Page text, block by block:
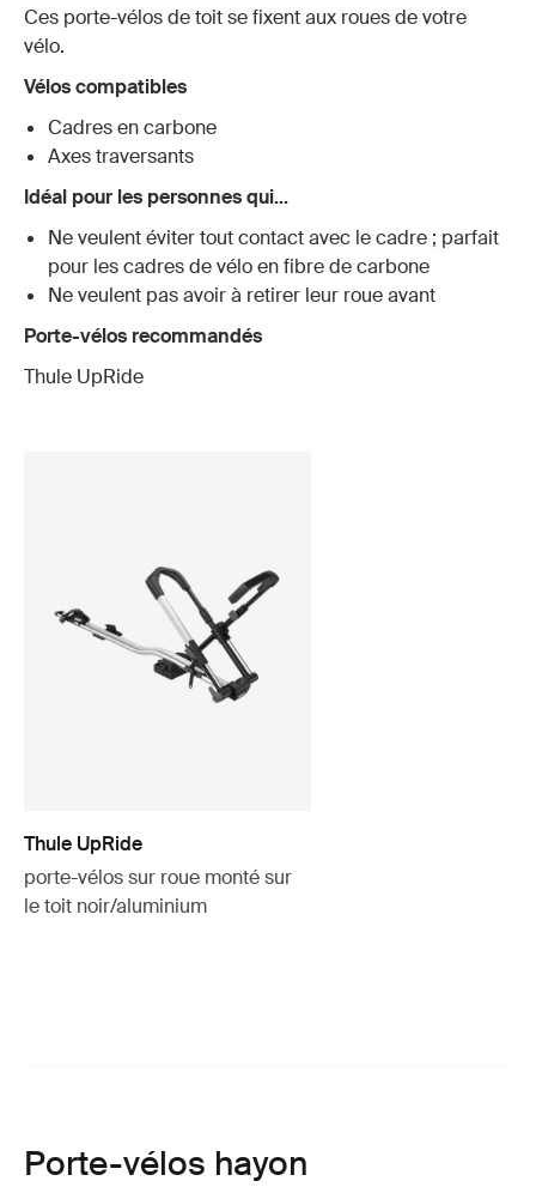
Ces porte-vélos de toit se fixent aux roues de votre
vélo.
Vélos compatibles
Cadres en carbone
Axes traversants
Idéal pour les personnes qui...
Ne veulent éviter tout contact avec le cadre ; parfait
pour les cadres de vélo en fibre de carbone
Ne veulent pas avoir à retirer leur roue avant
Porte-vélos recommandés
Thule UpRide
Thule UpRide
porte-vélos sur roue monté sur
le toit noir/aluminium
Porte-vélos hayon